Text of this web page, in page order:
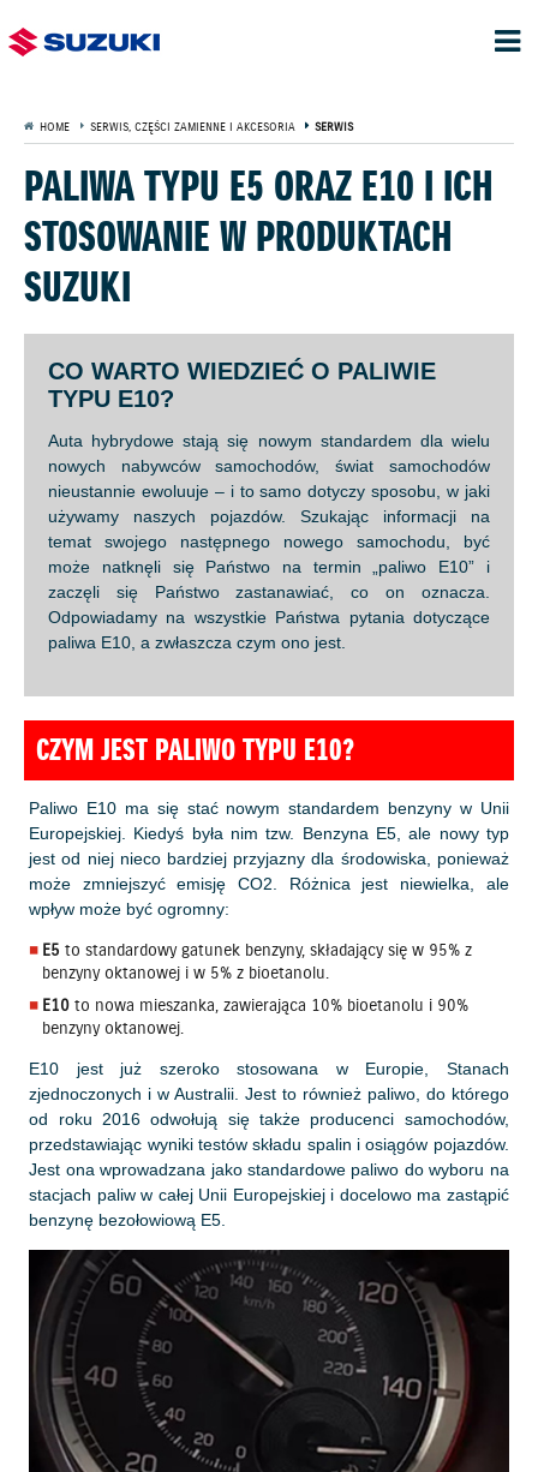
HOME SERWIS, CZĘŚCI ZAMIENNE I AKCESORIA SERWIS
PALIWA TYPU E5 ORAZ E10 I ICH
STOSOWANIE W PRODUKTACH
SUZUKI
CO WARTO WIEDZIEĆ O PALIWIE
TYPU E10?
Auta hybrydowe stają się nowym standardem dla wielu
nowych nabywców samochodów, świat samochodów
nieustannie ewoluuje – i to samo dotyczy sposobu, w jaki
używamy naszych pojazdów. Szukając informacji na
temat swojego następnego nowego samochodu, być
może natknęli się Państwo na termin „paliwo E10” i
zaczęli się Państwo zastanawiać, co on oznacza.
Odpowiadamy na wszystkie Państwa pytania dotyczące
paliwa E10, a zwłaszcza czym ono jest.
CZYM JEST PALIWO TYPU E10?
Paliwo E10 ma się stać nowym standardem benzyny w Unii
Europejskiej. Kiedyś była nim tzw. Benzyna E5, ale nowy typ
jest od niej nieco bardziej przyjazny dla środowiska, ponieważ
może zmniejszyć emisję CO2. Różnica jest niewielka, ale
wpływ może być ogromny:
E5 to standardowy gatunek benzyny, składający się w 95% z
benzyny oktanowej i w 5% z bioetanolu.
E10 to nowa mieszanka, zawierająca 10% bioetanolu i 90%
benzyny oktanowej.
E10 jest już szeroko stosowana w Europie, Stanach
zjednoczonych i w Australii. Jest to również paliwo, do którego
od roku 2016 odwołują się także producenci samochodów,
przedstawiając wyniki testów składu spalin i osiągów pojazdów.
Jest ona wprowadzana jako standardowe paliwo do wyboru na
stacjach paliw w całej Unii Europejskiej i docelowo ma zastąpić
benzynę bezołowiową E5.